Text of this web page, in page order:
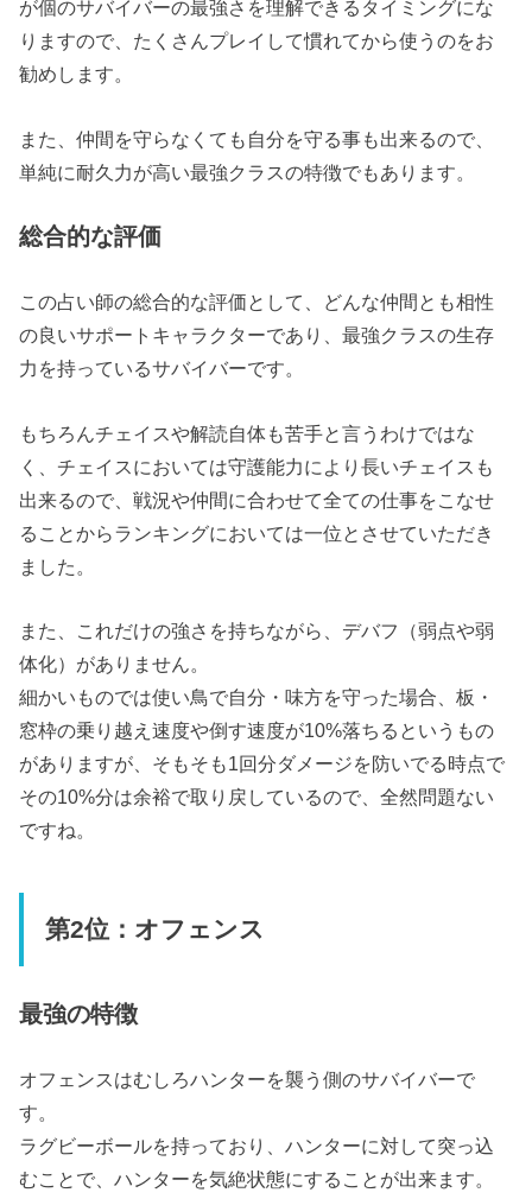
が個のサバイバーの最強さを理解できるタイミングにな
りますので、たくさんプレイして慣れてから使うのをお
勧めします。
また、仲間を守らなくても自分を守る事も出来るので、
単純に耐久力が高い最強クラスの特徴でもあります。
総合的な評価
この占い師の総合的な評価として、どんな仲間とも相性
の良いサポートキャラクターであり、最強クラスの生存
力を持っているサバイバーです。
もちろんチェイスや解読自体も苦手と言うわけではな
く、チェイスにおいては守護能力により長いチェイスも
出来るので、戦況や仲間に合わせて全ての仕事をこなせ
ることからランキングにおいては一位とさせていただき
ました。
また、これだけの強さを持ちながら、デバフ（弱点や弱
体化）がありません。
細かいものでは使い鳥で自分・味方を守った場合、板・
窓枠の乗り越え速度や倒す速度が10%落ちるというもの
がありますが、そもそも1回分ダメージを防いでる時点で
その10%分は余裕で取り戻しているので、全然問題ない
ですね。
第2位：オフェンス
最強の特徴
オフェンスはむしろハンターを襲う側のサバイバーで
す。
ラグビーボールを持っており、ハンターに対して突っ込
むことで、ハンターを気絶状態にすることが出来ます。